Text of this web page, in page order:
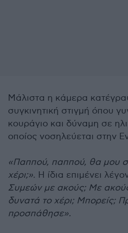
Μάλιστα η κάμερα
συγκινητική στιγμή όπου
κουράγιο και δύναμη σε
οποίος νοσηλεύεται στην
«Παππού, παππού, θα μου
χέρι;». Η ίδια επιμένει
Συμεών με ακούς; Με
δυνατά το χέρι; Μπορείς;
προσπάθησε».